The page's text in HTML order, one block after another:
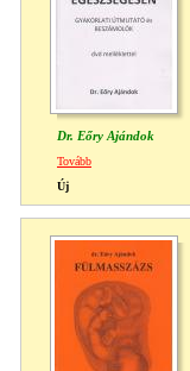
Dr. Eőry Ajándok
Tovább
Új